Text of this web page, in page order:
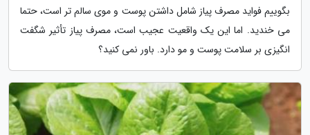
بگوییم فواید مصرف پیاز شامل داشتن پوست و موی سالم تر است، حتما
می خندید. اما این یک واقعیت عجیب است، مصرف پیاز تأثیر شگفت
انگیزی بر سلامت پوست و مو دارد. باور نمی کنید؟